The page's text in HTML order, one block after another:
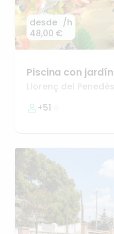
desde
48,00 €
/h
Piscina con jardín
Llorenç del Penedès
+51